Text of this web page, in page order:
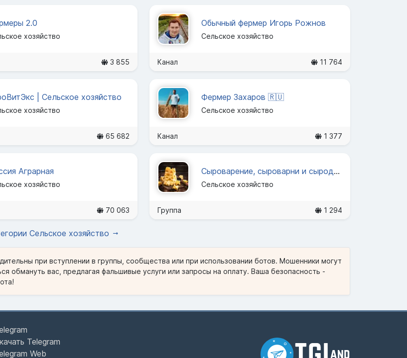
2.0
хозяйство
3 855
Обычный фермер Игорь Рожнов
Сельское хозяйство
Канал 11 764
| Сельское хозяйство
хозяйство
65 682
Фермер Захаров 🇷🇺
Сельское хозяйство
Канал 1 377
Аграрная
хозяйство
70 063
Сыроварение, сыроварни и сыроделие 🧀
Сельское хозяйство
Группа 1 294
Сельское хозяйство
при вступлении в группы, сообщества или при использовании ботов. Мошенники могут
обмануть вас, предлагая фальшивые услуги или запросы на оплату. Ваша безопасность -
Telegram
Web